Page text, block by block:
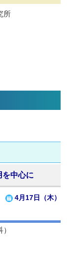
所
を中心に
4月17日（木）